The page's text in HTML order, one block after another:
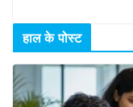
हाल के पोस्ट